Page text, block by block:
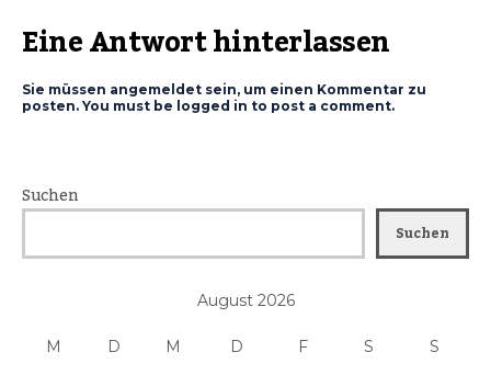
Eine Antwort hinterlassen
Sie müssen angemeldet sein, um einen Kommentar zu
posten. You must be logged in to post a comment.
Suchen
Suchen
August 2026
M D M D F S S